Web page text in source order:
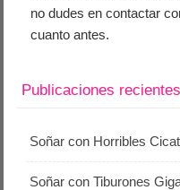
no dudes en contactar
cuanto antes.
Publicaciones recientes
Soñar con Horribles
Soñar con Tiburones